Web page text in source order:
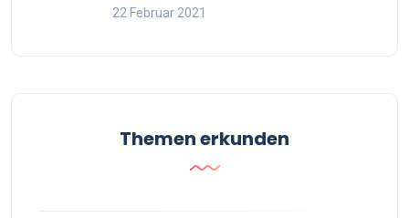
22 Februar 2021
Themen erkunden